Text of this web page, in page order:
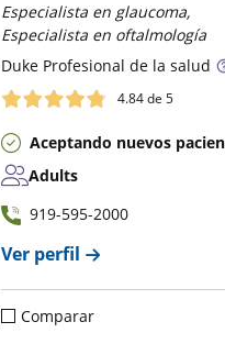
Especialista en glaucoma,
Especialista en oftalmología
Duke Profesional de la salud
4.84de 5
Aceptando nuevos
Adults
919-595-2000
Ver perfil
Comparar